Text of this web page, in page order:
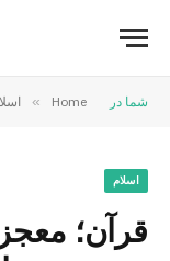
شما در Home
»
اسلام
قرآن؛